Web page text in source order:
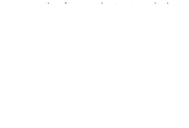
vous avertit qu’en poursuivant votre navigation